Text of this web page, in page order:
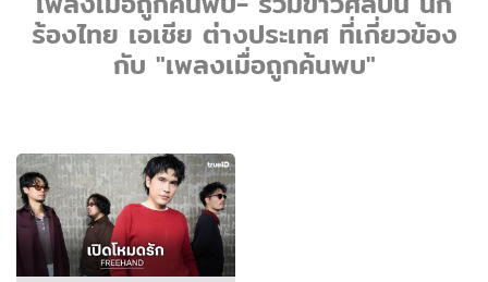
ร้องไทย เอเชีย ต่างประเทศ ที่เกี่ยวข้อง
กับ "เพลงเมื่อถูกค้นพบ"